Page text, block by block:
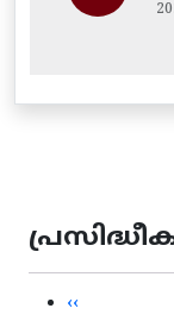
Pagination
Previous
‹‹